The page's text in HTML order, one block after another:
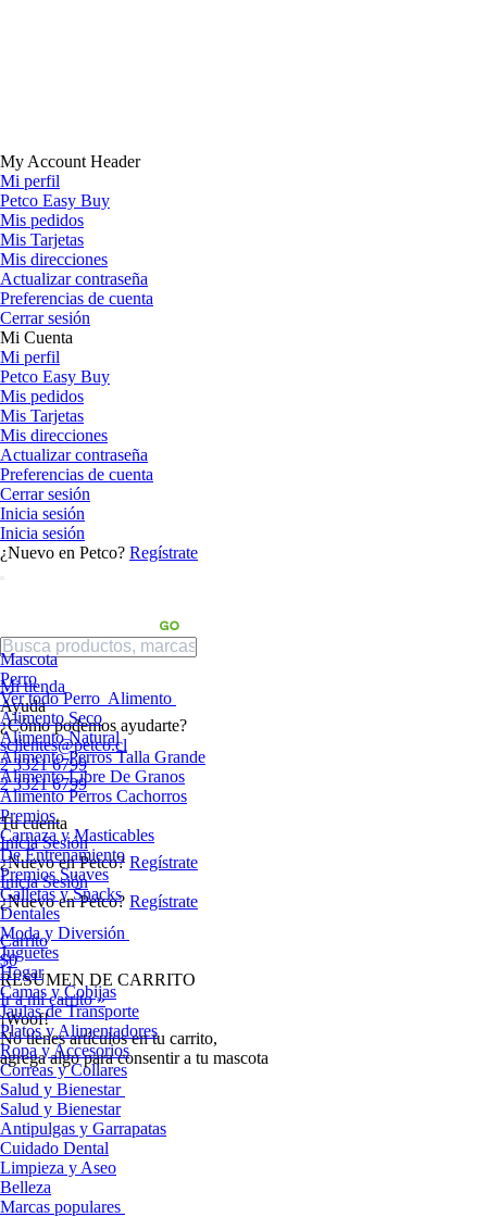
My Account Header
Mi perfil
Petco Easy Buy
Mis pedidos
Mis Tarjetas
Mis direcciones
Actualizar contraseña
Preferencias de cuenta
Cerrar sesión
Mi Cuenta
Mi perfil
Petco Easy Buy
Mis pedidos
Mis Tarjetas
Mis direcciones
Actualizar contraseña
Preferencias de cuenta
Cerrar sesión
Inicia sesión
Inicia sesión
¿Nuevo en Petco? Regístrate
Mi tienda
Ayuda
¿Cómo podemos ayudarte?
sclientes@petco.cl
2 3321 6799
2 3321 6799
Tu cuenta
Inicia Sesión
¿Nuevo en Petco? Regístrate
Inicia Sesión
¿Nuevo en Petco? Regístrate
Carrito
$0
RESUMEN DE CARRITO
Ir a mi carrito »
¡Woof!
No tíenes artículos en tu carrito,
agrega algo para consentir a tu mascota
Mascota
Perro
Ver todo Perro Alimento
Alimento Seco
Alimento Natural
Alimento Perros Talla Grande
Alimento Libre De Granos
Alimento Perros Cachorros
Premios
Carnaza y Masticables
De Entrenamiento
Premios Suaves
Galletas y Snacks
Dentales
Moda y Diversión
Juguetes
Hogar
Camas y Cobijas
Jaulas de Transporte
Platos y Alimentadores
Ropa y Accesorios
Correas y Collares
Salud y Bienestar
Salud y Bienestar
Antipulgas y Garrapatas
Cuidado Dental
Limpieza y Aseo
Belleza
Marcas populares